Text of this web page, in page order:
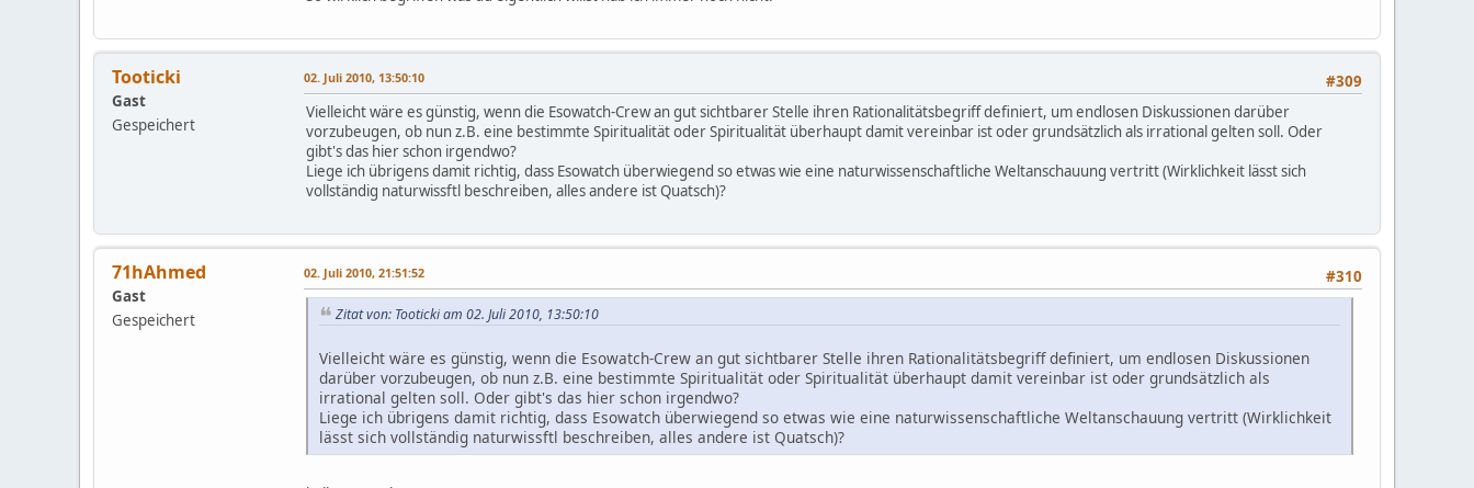
Tooticki
Gast
Gespeichert
#309
02. Juli 2010, 13:50:10
Vielleicht wäre es günstig, wenn die Esowatch-Crew an gut sichtbarer Stelle ihren Rationalitätsbegriff definiert, um endlosen Diskussionen darüber
vorzubeugen, ob nun z.B. eine bestimmte Spiritualität oder Spiritualität überhaupt damit vereinbar ist oder grundsätzlich als irrational gelten soll. Oder
gibt's das hier schon irgendwo?
Liege ich übrigens damit richtig, dass Esowatch überwiegend so etwas wie eine naturwissenschaftliche Weltanschauung vertritt (Wirklichkeit lässt sich
vollständig naturwissftl beschreiben, alles andere ist Quatsch)?
71hAhmed
Gast
Gespeichert
#310
02. Juli 2010, 21:51:52
Zitat von: Tooticki am 02. Juli 2010, 13:50:10
Vielleicht wäre es günstig, wenn die Esowatch-Crew an gut sichtbarer Stelle ihren Rationalitätsbegriff definiert, um endlosen Diskussionen
darüber vorzubeugen, ob nun z.B. eine bestimmte Spiritualität oder Spiritualität überhaupt damit vereinbar ist oder grundsätzlich als
irrational gelten soll. Oder gibt's das hier schon irgendwo?
Liege ich übrigens damit richtig, dass Esowatch überwiegend so etwas wie eine naturwissenschaftliche Weltanschauung vertritt (Wirklichkeit
lässt sich vollständig naturwissftl beschreiben, alles andere ist Quatsch)?